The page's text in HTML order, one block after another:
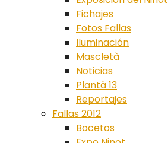
Fichajes
Fotos Fallas
Iluminación
Mascletà
Noticias
Plantà 13
Reportajes
Fallas 2012
Bocetos